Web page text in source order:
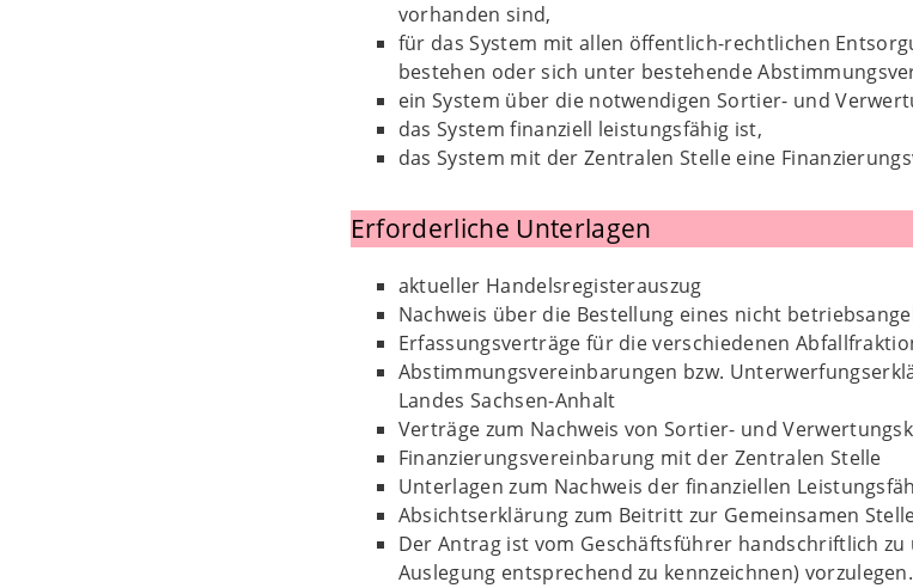
vorhanden sind,
für das System mit allen öffentlich-rechtlichen
bestehen oder sich unter bestehende
ein System über die notwendigen Sortier- und
das System finanziell leistungsfähig ist,
das System mit der Zentralen Stelle eine
Erforderliche Unterlagen
aktueller Handelsregisterauszug
Nachweis über die Bestellung eines nicht
Erfassungsverträge für die verschiedenen
Abstimmungsvereinbarungen bzw.
Landes Sachsen-Anhalt
Verträge zum Nachweis von Sortier- und
Finanzierungsvereinbarung mit der Zentralen Stelle
Unterlagen zum Nachweis der finanziellen
Absichtserklärung zum Beitritt zur Gemeinsamen
Der Antrag ist vom Geschäftsführer handschriftlich
Auslegung entsprechend zu kennzeichnen) vorzulegen.